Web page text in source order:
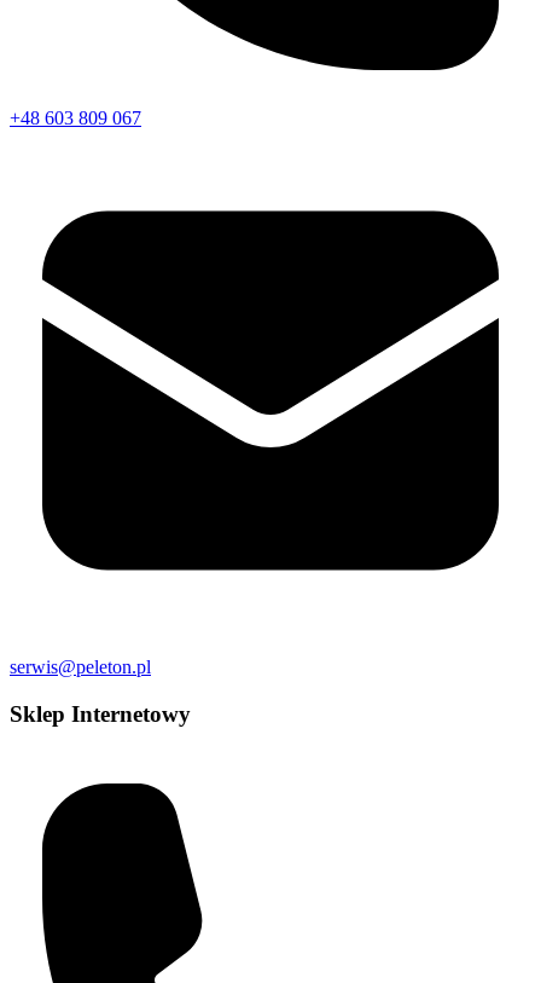
+48 603 809 067
serwis@peleton.pl
Sklep Internetowy